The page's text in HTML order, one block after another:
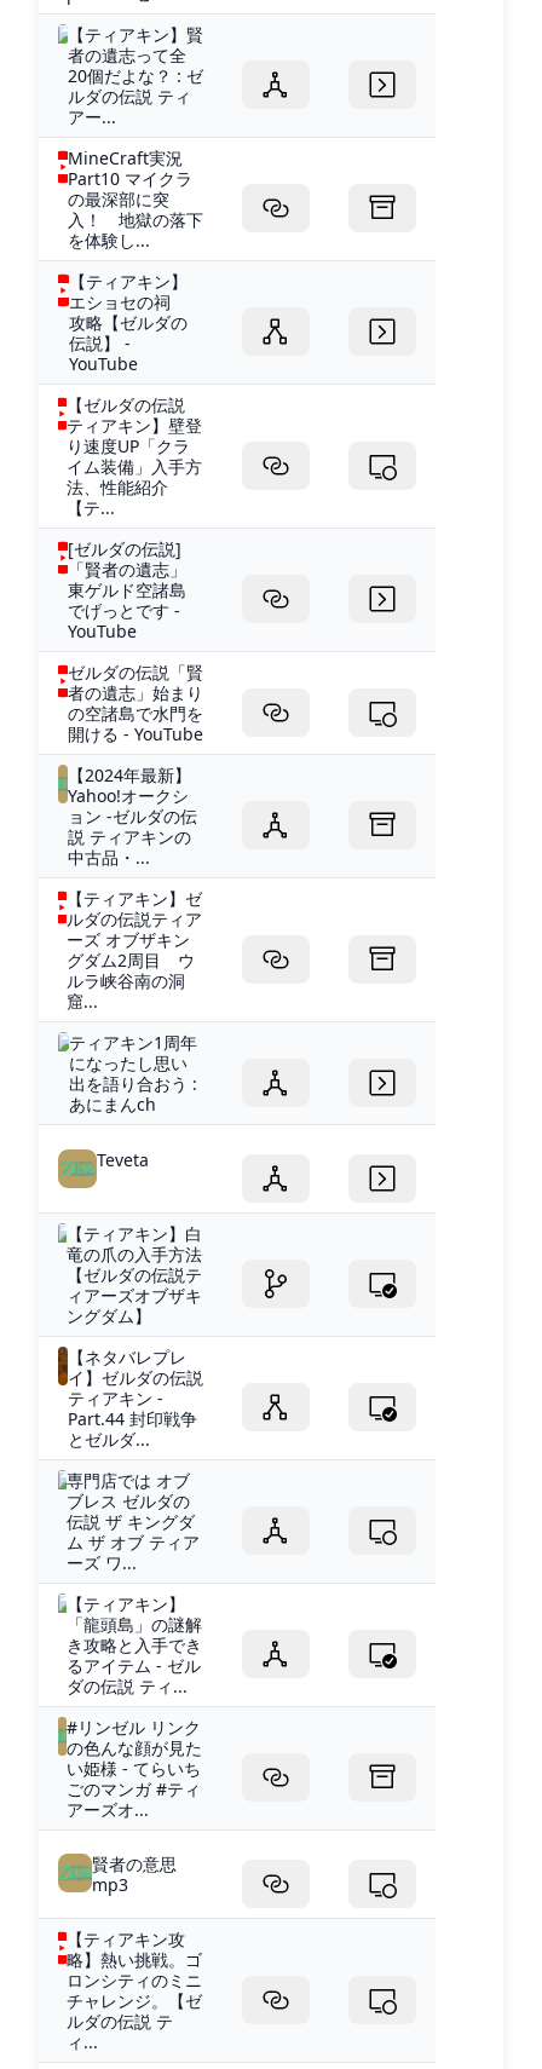
【ティアキン】賢
者の遺志って全
20個だよな？ : ゼ
ルダの伝説 ティ
アー...
MineCraft実況
Part10 マイクラ
の最深部に突
入！ 地獄の落下
を体験し...
【ティアキン】
エショセの祠
攻略【ゼルダの
伝説】 -
YouTube
【ゼルダの伝説
ティアキン】壁登
り速度UP「クラ
イム装備」入手方
法、性能紹介
【テ...
[ゼルダの伝説]
「賢者の遺志」
東ゲルド空諸島
でげっとです -
YouTube
ゼルダの伝説「賢
者の遺志」始まり
の空諸島で水門を
開ける - YouTube
【2024年最新】
Yahoo!オークシ
ョン -ゼルダの伝
説 ティアキンの
中古品・...
【ティアキン】ゼ
ルダの伝説ティア
ーズ オブザキン
グダム2周目 ウ
ルラ峡谷南の洞
窟...
ティアキン1周年
になったし思い
出を語り合おう :
あにまんch
Teveta
【ティアキン】白
竜の爪の入手方法
【ゼルダの伝説テ
ィアーズオブザキ
ングダム】
【ネタバレプレ
イ】ゼルダの伝説
ティアキン -
Part.44 封印戦争
とゼルダ...
専門店では オブ
ブレス ゼルダの
伝説 ザ キングダ
ム ザ オブ ティア
ーズ ワ...
【ティアキン】
「龍頭島」の謎解
き攻略と入手でき
るアイテム - ゼル
ダの伝説 ティ...
#リンゼル リンク
の色んな顔が見た
い姫様 - てらいち
ごのマンガ #ティ
アーズオ...
賢者の意思
mp3
【ティアキン攻
略】熱い挑戦。ゴ
ロンシティのミニ
チャレンジ。【ゼ
ルダの伝説 テ
ィ...